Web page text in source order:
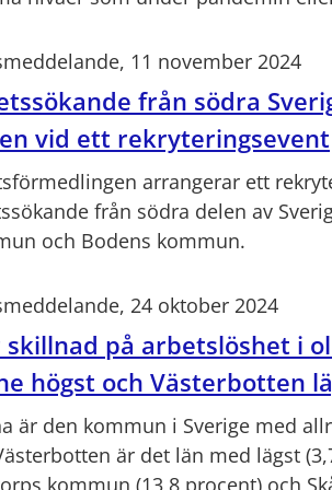
11 november 2024
från södra
vid ett rekryteringsevent
arrangerar ett
från södra delen av
och Bodens kommun.
24 oktober 2024
skillnad på arbetslöshet i
högst och Västerbotten
är den kommun i Sverige med
är det län med lägst